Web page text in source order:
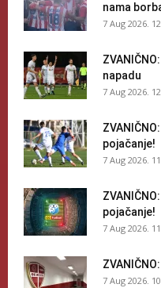
nama
7 Aug 2026.
napadu
7 Aug 2026.
pojačanje!
7 Aug 2026.
pojačanje!
7 Aug 2026.
7 Aug 2026.